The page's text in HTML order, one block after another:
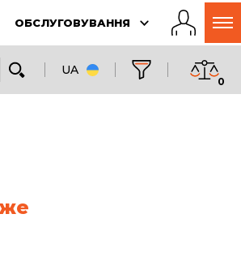
ОБСЛУГОВУВАННЯ
UA
0